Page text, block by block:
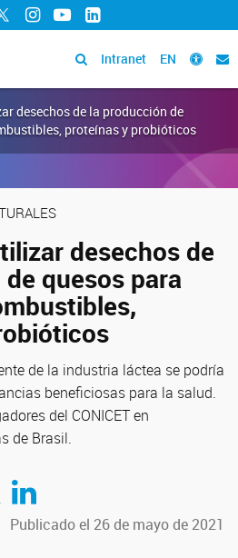
Instagram
YouTubeLinkedIn
Intranet EN
desechos de la producción de
proteínas y probióticos
desechos de
quesos para
de la industria láctea se podría
beneficiosas para la salud.
del CONICET en
de Brasil.
en Twitter
Compartir en LinkedIn
Publicado el 26 de mayo de 2021